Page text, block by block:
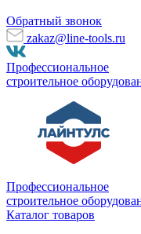
Обратный звонок
zakaz@line-tools.ru
Профессиональное
строительное
Профессиональное
строительное
Каталог товаров